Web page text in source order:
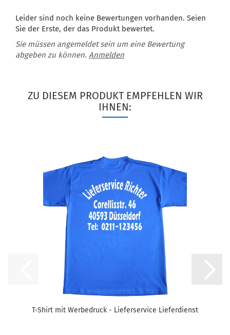
Leider sind noch keine Bewertungen vorhanden. Seien
Sie der Erste, der das Produkt bewertet.
Sie müssen angemeldet sein um eine Bewertung
abgeben zu können. Anmelden
ZU DIESEM PRODUKT EMPFEHLEN WIR
IHNEN:
T-Shirt mit Werbedruck - Lieferservice Lieferdienst